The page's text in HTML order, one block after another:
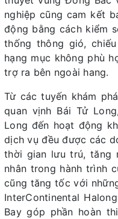
nghiệp cũng cam kết
động bằng cách kiểm
thống thông gió,
hạng mục không phù
trợ ra bên ngoài hang.
Từ các tuyến khám
quan vịnh Bái Tử
Long đến hoạt động
dịch vụ đều được các
thời gian lưu trú, tăng
nhân trong hành trình
cũng tăng tốc với
InterContinental
Bay góp phần hoàn